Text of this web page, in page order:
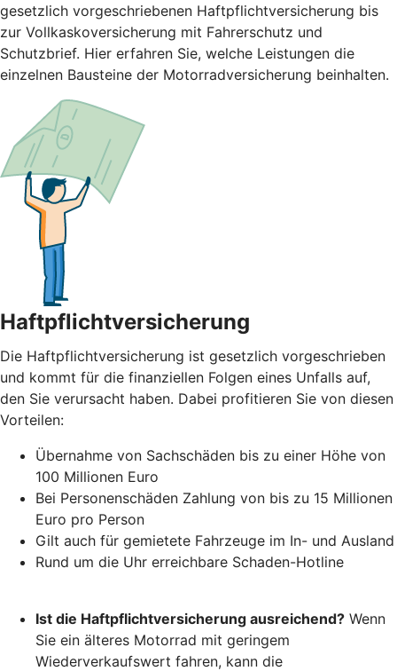
gesetzlich vorgeschriebenen Haftpflichtversicherung bis
zur Vollkaskoversicherung mit Fahrerschutz und
Schutzbrief. Hier erfahren Sie, welche Leistungen die
einzelnen Bausteine der Motorradversicherung beinhalten.
Haftpflichtversicherung
Die Haftpflichtversicherung ist gesetzlich vorgeschrieben
und kommt für die finanziellen Folgen eines Unfalls auf,
den Sie verursacht haben. Dabei profitieren Sie von diesen
Vorteilen:
Übernahme von Sachschäden bis zu einer Höhe von
100 Millionen Euro
Bei Personenschäden Zahlung von bis zu 15 Millionen
Euro pro Person
Gilt auch für gemietete Fahrzeuge im In- und Ausland
Rund um die Uhr erreichbare Schaden-Hotline
Ist die Haftpflichtversicherung ausreichend? Wenn
Sie ein älteres Motorrad mit geringem
Wiederverkaufswert fahren, kann die